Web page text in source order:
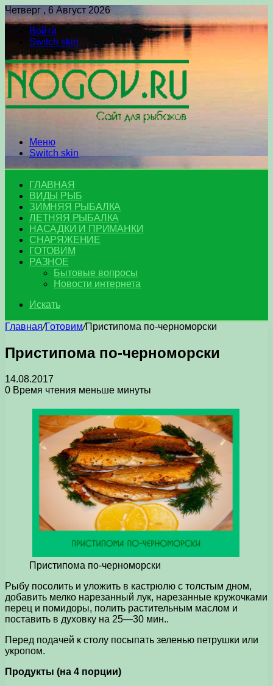
Четверг , 6 Август 2026
Войти
Switch skin
Меню
Switch skin
ГЛАВНАЯ
ВИДЫ РЫБ
ЗИМНЯЯ РЫБАЛКА
ЛЕТНЯЯ РЫБАЛКА
НАСАДКИ И ПРИМАНКИ
СНАРЯЖЕНИЕ
ГОТОВИМ
РАЗНОЕ
Бытовые вопросы
Новости интернета
Искать
Главная/Готовим/Пристипома по-черноморски
Пристипома по-черноморски
14.08.2017
0 Время чтения меньше минуты
Пристипома по-черноморски
Рыбу посолить и уложить в кастрюлю с толстым дном,
добавить мелко нарезанный лук, нарезанные кружочками
перец и помидоры, полить растительным маслом и
поставить в духовку на 25—30 мин..
Перед подачей к столу посыпать зеленью петрушки или
укропом.
Продукты (на 4 порции)